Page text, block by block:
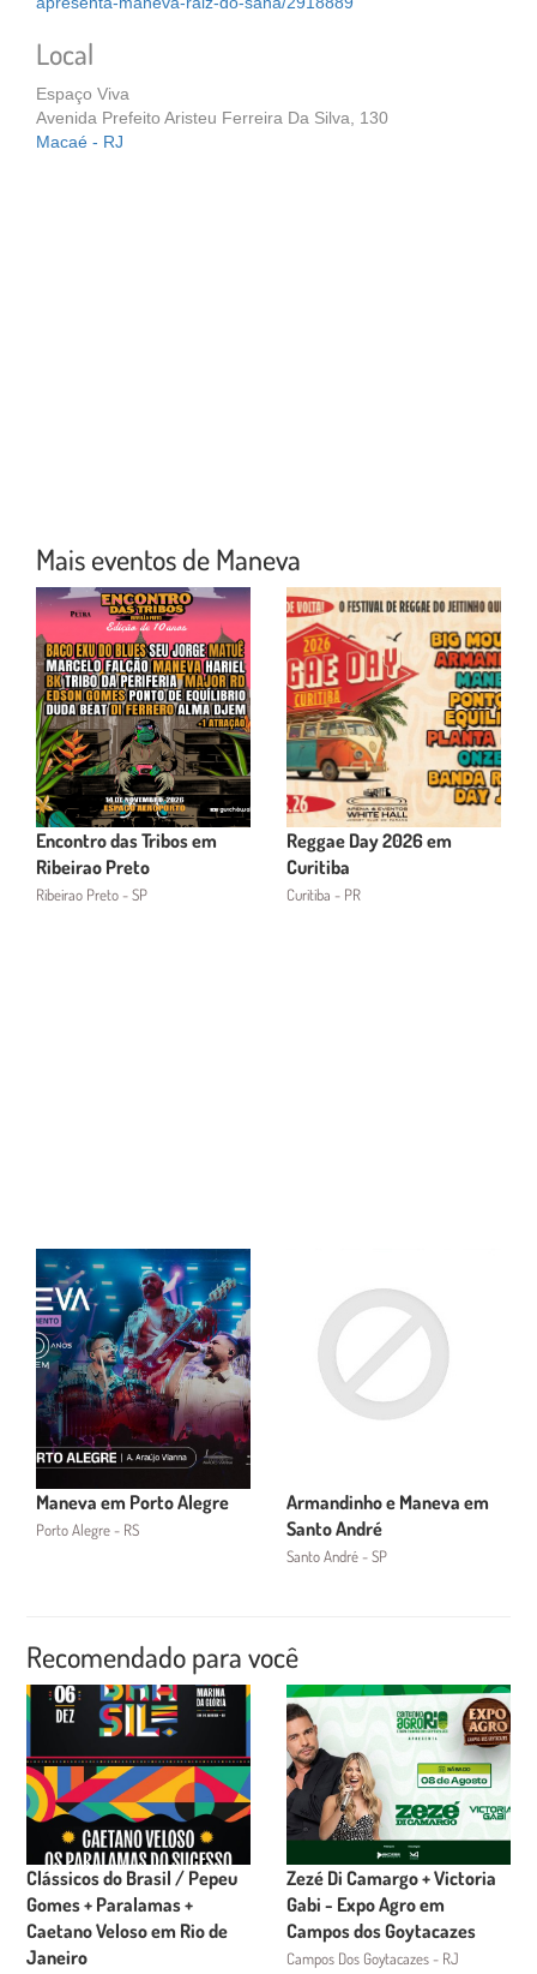
Local
Espaço Viva
Avenida Prefeito Aristeu Ferreira Da Silva, 130
Macaé - RJ
Mais eventos de Maneva
Encontro das Tribos em
Ribeirao Preto
Ribeirao Preto - SP
Reggae Day 2026 em
Curitiba
Curitiba - PR
Maneva em Porto Alegre
Porto Alegre - RS
Armandinho e Maneva em
Santo André
Santo André - SP
Recomendado para você
Clássicos do Brasil / Pepeu
Gomes + Paralamas +
Caetano Veloso em Rio de
Janeiro
Zezé Di Camargo + Victoria
Gabi - Expo Agro em
Campos dos Goytacazes
Campos Dos Goytacazes - RJ